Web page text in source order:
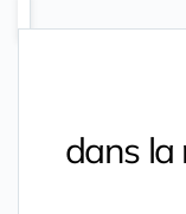
dans la